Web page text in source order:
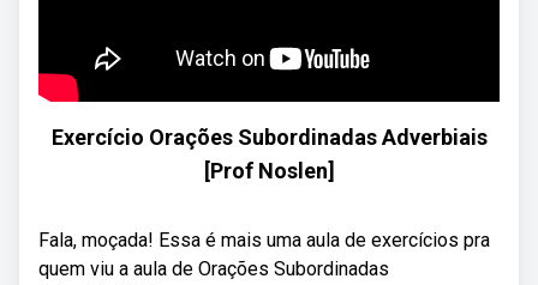
Exercício Orações Subordinadas Adverbiais
[Prof Noslen]
Fala, moçada! Essa é mais uma aula de exercícios pra
quem viu a aula de Orações Subordinadas